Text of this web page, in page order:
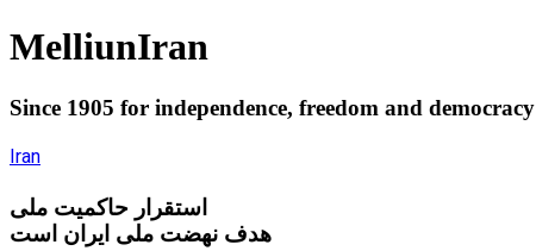
MelliunIran
Since 1905 for independence, freedom and democracy
Iran
استقرار حاکميت ملی
هدف نهضت ملی ایران است